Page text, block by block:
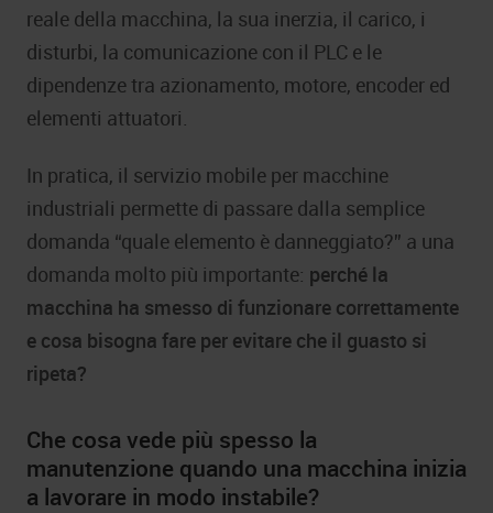
reale della macchina, la sua inerzia, il carico, i
disturbi, la comunicazione con il PLC e le
dipendenze tra azionamento, motore, encoder ed
elementi attuatori.
In pratica, il servizio mobile per macchine
industriali permette di passare dalla semplice
domanda “quale elemento è danneggiato?” a una
domanda molto più importante: perché la
macchina ha smesso di funzionare correttamente
e cosa bisogna fare per evitare che il guasto si
ripeta?
Che cosa vede più spesso la
manutenzione quando una macchina inizia
a lavorare in modo instabile?